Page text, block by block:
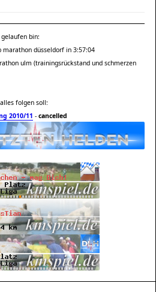
bin:
marathon düsseldorf in 3:57:04
ulm (trainingsrückstand und schmerzen
folgen soll:
2010/11 - cancelled